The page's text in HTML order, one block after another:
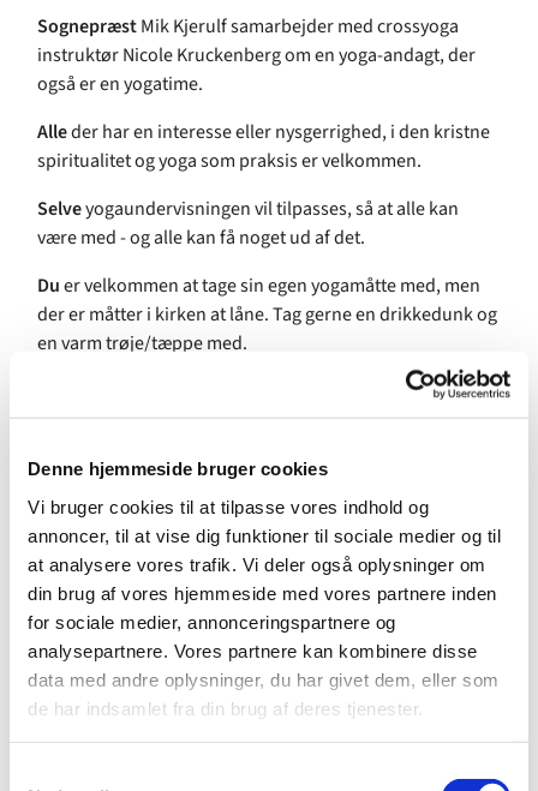
Denne hjemmeside bruger cookies
Vi bruger cookies til at tilpasse vores indhold og
annoncer, til at vise dig funktioner til sociale medier og til
at analysere vores trafik. Vi deler også oplysninger om
din brug af vores hjemmeside med vores partnere inden
for sociale medier, annonceringspartnere og
analysepartnere. Vores partnere kan kombinere disse
data med andre oplysninger, du har givet dem, eller som
de har indsamlet fra din brug af deres tjenester.
SognepræstMik Kjerulf samarbejder med crossyoga
instruktør Nicole Kruckenberg om en yoga-andagt, der
også er en yogatime.
Alleder har en interesse eller nysgerrighed, i den kristne
spiritualitet og yoga som praksis er velkommen.
Selveyogaundervisningen vil tilpasses, så at alle kan
være med - og alle kan få noget ud af det.
Duer velkommen at tage sin egen yogamåtte med, men
der er måtter i kirken at låne. Tag gerne en drikkedunk og
en varm trøje/tæppe med.
er uddannet som CrossYoga instruktør. Hun har ugentlige
hold med Kirkeyoga i to københavnske kirker og afholder
retræter og CrossYoga workshops bl.a. for konfirmander.
KirkeYoga er gratis og alle er velkomne!